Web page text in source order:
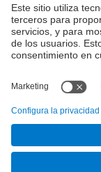
Investigación
Empresa
¿Qué necesitas?
© Facultat
de Catalunya -